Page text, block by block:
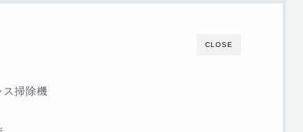
CLOSE
ス掃除機